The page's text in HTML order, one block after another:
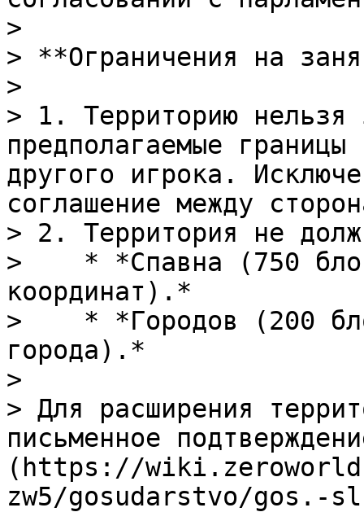
>
> **Ограничения на
>
> 1. Территорию нельзя
предполагаемые
другого игрока.
соглашение между
> 2. Территория не
>    * *Спавна (750
координат).*
>    * *Городов (200
города).*
>
> Для расширения
письменное
(https://
zw5/gosudarstvo/gos.-